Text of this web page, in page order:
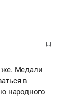
же. Медали
в
народного